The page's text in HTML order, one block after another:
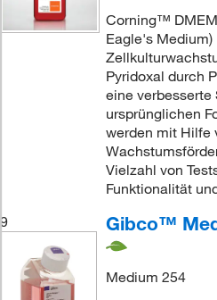
Corning™
Eagle's
Pyridoxal durch
eine
ursprünglichen
werden mit Hilfe
Vielzahl von
Funktionalität
9
Gibco™
Medium 254